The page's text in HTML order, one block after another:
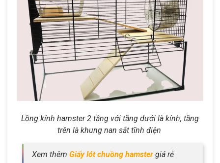
Lồng kính hamster 2 tầng với tầng dưới là kính, tầng
trên là khung nan sắt tĩnh điện
Xem thêm Giấy lót chuồng hamster giá rẻ